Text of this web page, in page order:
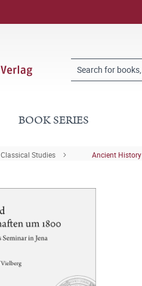
BOOK SERIES
Classical Studies Ancient History